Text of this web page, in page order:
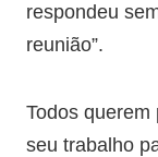
respondeu
reunião”.
Todos
seu trabalho